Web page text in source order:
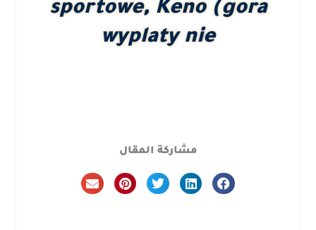
sportowe, Keno (gora
wyplaty nie
مشاركة المقال